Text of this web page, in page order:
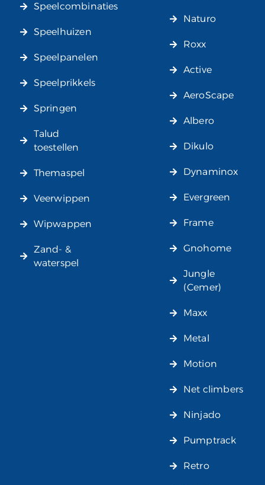
Speelcombinaties
Speelhuizen
Speelpanelen
Speelprikkels
Springen
Talud
toestellen
Themaspel
Veerwippen
Wipwappen
Zand- &
waterspel
Naturo
Roxx
Active
AeroScape
Albero
Dikulo
Dynaminox
Evergreen
Frame
Gnohome
Jungle
(Cemer)
Maxx
Metal
Motion
Net climbers
Ninjado
Pumptrack
Retro